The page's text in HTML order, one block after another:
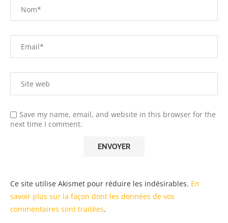
Save my name, email, and website in this browser for the
next time I comment.
Ce site utilise Akismet pour réduire les indésirables. En
savoir plus sur la façon dont les données de vos
commentaires sont traitées.